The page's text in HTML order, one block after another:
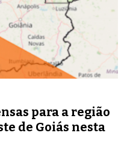
para a região
de Goiás nesta